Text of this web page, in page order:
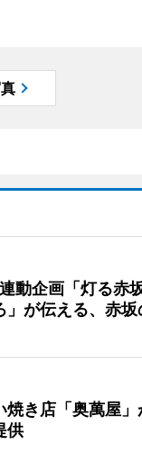
動企画「灯る赤
」が伝える、赤坂
焼き店「奥萬屋
供